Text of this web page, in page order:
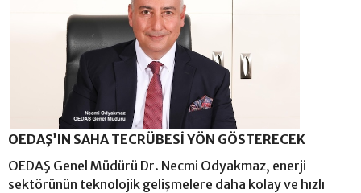
OEDAŞ’IN SAHA TECRÜBESİ YÖN GÖSTERECEK
OEDAŞ Genel Müdürü Dr. Necmi Odyakmaz, enerji
sektörünün teknolojik gelişmelere daha kolay ve hızlı